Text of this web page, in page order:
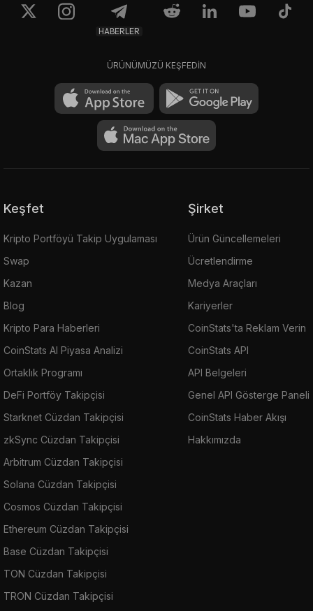
HABERLER
ÜRÜNÜMÜZÜ KEŞFEDİN
Keşfet
Kripto Portföyü Takip Uygulaması
Swap
Kazan
Blog
Kripto Para Haberleri
CoinStats AI Piyasa Analizi
Ortaklık Programı
DeFi Portföy Takipçisi
Starknet Cüzdan Takipçisi
zkSync Cüzdan Takipçisi
Arbitrum Cüzdan Takipçisi
Solana Cüzdan Takipçisi
Cosmos Cüzdan Takipçisi
Ethereum Cüzdan Takipçisi
Base Cüzdan Takipçisi
TON Cüzdan Takipçisi
TRON Cüzdan Takipçisi
Şirket
Ürün Güncellemeleri
Ücretlendirme
Medya Araçları
Kariyerler
CoinStats'ta Reklam Verin
CoinStats API
API Belgeleri
Genel API Gösterge Paneli
CoinStats Haber Akışı
Hakkımızda